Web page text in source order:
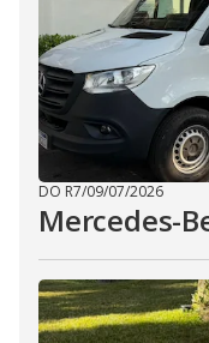
DO R7/09/07/2026
Mercedes-